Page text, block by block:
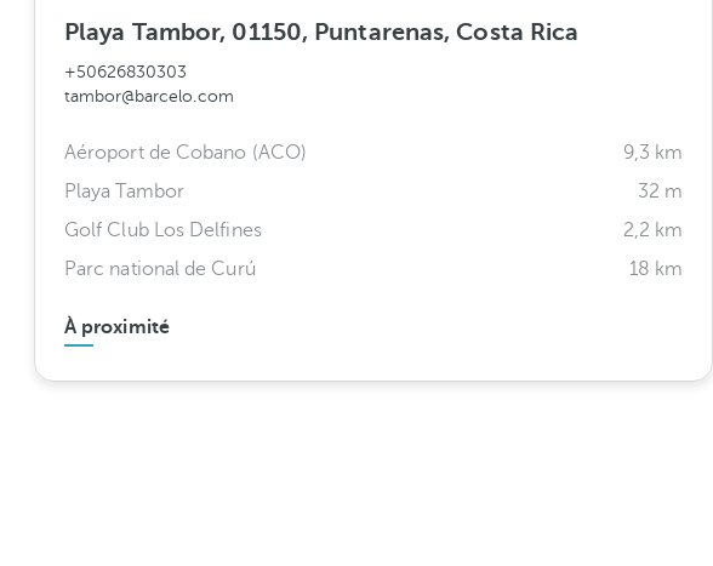
Playa Tambor, 01150, Puntarenas, Costa Rica
+50626830303
tambor@barcelo.com
Aéroport de Cobano (ACO)
9,3 km
Playa Tambor
32 m
Golf Club Los Delfines
2,2 km
Parc national de Curú
18 km
À proximité